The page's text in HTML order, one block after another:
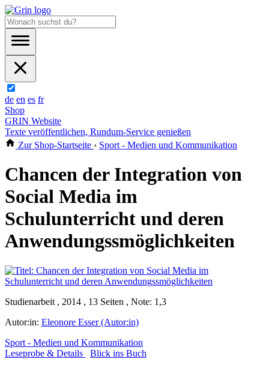
de en es fr
Shop
GRIN Website
Texte veröffentlichen, Rundum-Service genießen
Zur Shop-Startseite › Sport - Medien und Kommunikation
Chancen der Integration von
Social Media im
Schulunterricht und deren
Anwendungssmöglichkeiten
Studienarbeit , 2014 , 13 Seiten , Note: 1,3
Autor:in: Eleonore Esser (Autor:in)
Sport - Medien und Kommunikation
Leseprobe & Details
Blick ins Buch